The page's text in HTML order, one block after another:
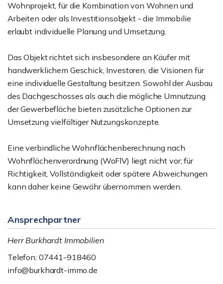
Wohnprojekt, für die Kombination von Wohnen und
Arbeiten oder als Investitionsobjekt - die Immobilie
erlaubt individuelle Planung und Umsetzung.
Das Objekt richtet sich insbesondere an Käufer mit
handwerklichem Geschick, Investoren, die Visionen für
eine individuelle Gestaltung besitzen. Sowohl der Ausbau
des Dachgeschosses als auch die mögliche Umnutzung
der Gewerbefläche bieten zusätzliche Optionen zur
Umsetzung vielfältiger Nutzungskonzepte.
Eine verbindliche Wohnflächenberechnung nach
Wohnflächenverordnung (WoFlV) liegt nicht vor; für
Richtigkeit, Vollständigkeit oder spätere Abweichungen
kann daher keine Gewähr übernommen werden.
Ansprechpartner
Herr Burkhardt Immobilien
Telefon: 07441-918460
info@burkhardt-immo.de